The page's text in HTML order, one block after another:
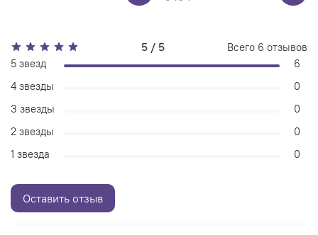
5 / 5 Всего 6 отзывов
5 звезд
6
4 звезды
0
3 звезды
0
2 звезды
0
1 звезда
0
Оставить отзыв